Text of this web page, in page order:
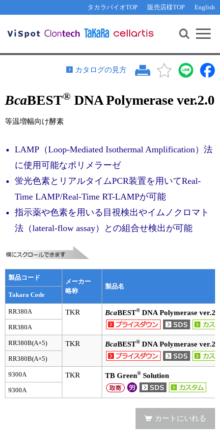
タカラバイオTOP 販売店様TOP English
機能解析・サイレンシング
PCR・等温増幅
リアルタイムPCR（qPCR）
サンプル請求
テクニカルサポートライン
その他 ライセンスに関するご相談
遺伝子組換え生物該当製品
研究支援ツール
Cut-Site Navigator 制限酵素切断サイトの検索
In-Fusion Cloning プライマー設計
抗体検索サイト
リアルタイムPCR
プライマー検索・注文
リアルタイムPCR（プローブ法）
機器ソフトウェア・ベクター配列ダウンロード
NGSポータルサイト
幹細胞・再生医療研究ガイド
クローニング実験ガイド
細胞選択ガイド
エピジェネティクス実験ガイド
RNAi実験ガイド
お問い合わせ WEB会員登録
カタログの見方
BcaBEST® DNA Polymerase ver.2.0
等温増幅向け酵素
LAMP（Loop-Mediated Isothermal Amplification）法
に使用可能なポリメラーゼ
蛍光色素とリアルタイムPCR装置を用いてReal-
Time LAMP/Real-Time RT-LAMPが可能
指示薬や色素を用いる目視検出やイムノクロマト
法（lateral-flow assay）との組合せ検出が可能
製品コード
メーカー
略称
製品名
Takara Code
RR380A TKR BcaBEST® DNA Polymerase
RR380A
RR380B(A×5) TKR BcaBEST® DNA Polymerase
RR380B(A×5)
9300A TKR TB Green® Solution
9300A
カートにいれる